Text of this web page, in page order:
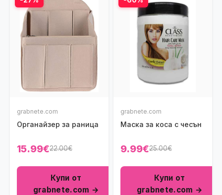
grabnete.com
Органайзер за раница
15.99€22.00€
Купи от
grabnete.com →
grabnete.com
Маска за коса с чесън
9.99€25.00€
Купи от
grabnete.com →